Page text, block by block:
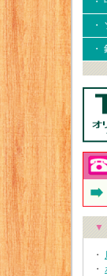
・
・
▼
・
・